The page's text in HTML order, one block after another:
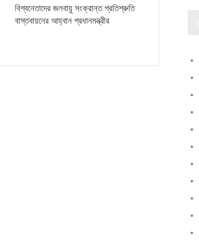
বিশ্বনেতাদের জলবায়ু সংক্রান্ত প্রতিশ্রুতি
বাস্তবায়নের আহ্বান প্রধানমন্ত্রীর